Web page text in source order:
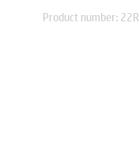
Product number: